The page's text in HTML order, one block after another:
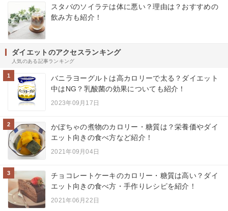
スタバのソイラテは体に悪い？理由は？おすすめの
飲み方も紹介！
ダイエットのアクセスランキング
人気のある記事ランキング
1
バニラヨーグルトは高カロリーで太る？ダイエット
中はNG？乳酸菌の効果についても紹介！
2023年09月17日
2
かぼちゃの煮物のカロリー・糖質は？栄養価やダイ
エット向きの食べ方など紹介！
2021年09月04日
3
チョコレートケーキのカロリー・糖質は高い？ダイ
エット向きの食べ方・手作りレシピを紹介！
2021年06月22日